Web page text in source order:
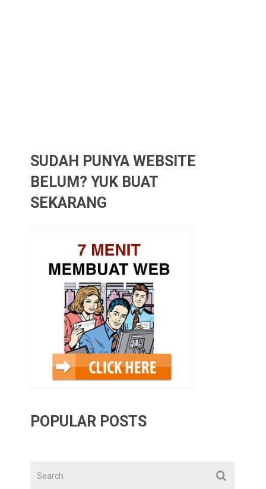
SUDAH PUNYA WEBSITE
BELUM? YUK BUAT
SEKARANG
POPULAR POSTS